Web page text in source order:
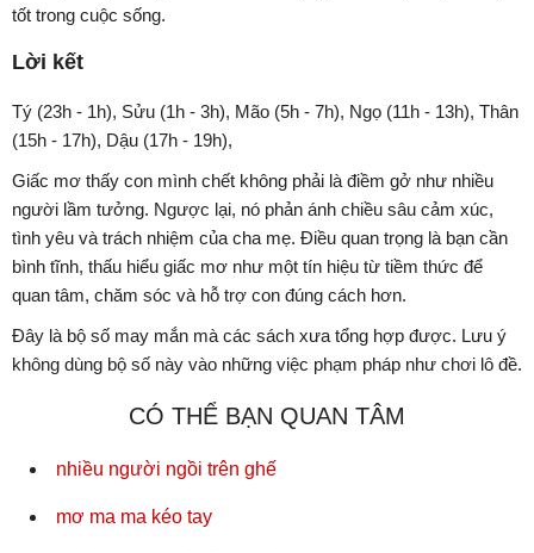
tốt trong cuộc sống.
Lời kết
Tý (23h - 1h), Sửu (1h - 3h), Mão (5h - 7h), Ngọ (11h - 13h), Thân
(15h - 17h), Dậu (17h - 19h),
Giấc mơ thấy con mình chết không phải là điềm gở như nhiều
người lầm tưởng. Ngược lại, nó phản ánh chiều sâu cảm xúc,
tình yêu và trách nhiệm của cha mẹ. Điều quan trọng là bạn cần
bình tĩnh, thấu hiểu giấc mơ như một tín hiệu từ tiềm thức để
quan tâm, chăm sóc và hỗ trợ con đúng cách hơn.
Đây là bộ số may mắn mà các sách xưa tổng hợp được. Lưu ý
không dùng bộ số này vào những việc phạm pháp như chơi lô đề.
CÓ THỂ BẠN QUAN TÂM
nhiều người ngồi trên ghế
mơ ma ma kéo tay